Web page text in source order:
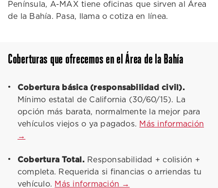
Península, A-MAX tiene oficinas que sirven al Área
de la Bahía. Pasa, llama o cotiza en línea.
Coberturas que ofrecemos en el Área de la Bahía
Cobertura básica (responsabilidad civil).
Mínimo estatal de California (30/60/15). La
opción más barata, normalmente la mejor para
vehículos viejos o ya pagados. Más información
→
Cobertura Total.Responsabilidad + colisión +
completa. Requerida si financias o arriendas tu
vehículo. Más información →